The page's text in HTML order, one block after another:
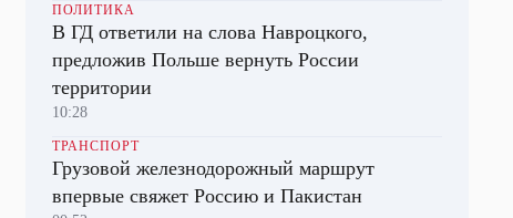
ПОЛИТИКА
В ГД ответили на слова Навроцкого,
предложив Польше вернуть России
территории
10:28
ТРАНСПОРТ
Грузовой железнодорожный маршрут
впервые свяжет Россию и Пакистан